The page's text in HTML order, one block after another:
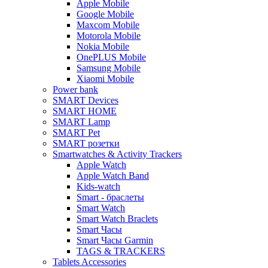
Apple Mobile
Google Mobile
Maxcom Mobile
Motorola Mobile
Nokia Mobile
OnePLUS Mobile
Samsung Mobile
Xiaomi Mobile
Power bank
SMART Devices
SMART HOME
SMART Lamp
SMART Pet
SMART розетки
Smartwatches & Activity Trackers
Apple Watch
Apple Watch Band
Kids-watch
Smart - браслеты
Smart Watch
Smart Watch Braclets
Smart Часы
Smart Часы Garmin
TAGS & TRACKERS
Tablets Accessories